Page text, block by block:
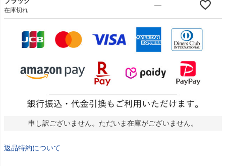
在庫切れ
—
申し訳ございません。ただいま在庫がございません。
返品特約について